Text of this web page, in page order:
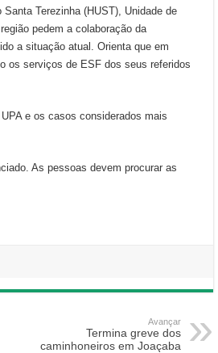
Terezinha (HUST), Unidade de
pedem a colaboração da
a situação atual. Orienta que em
os serviços de ESF dos seus referidos
e os casos considerados mais
As pessoas devem procurar as
Avançar
Termina greve dos
caminhoneiros em Joaçaba